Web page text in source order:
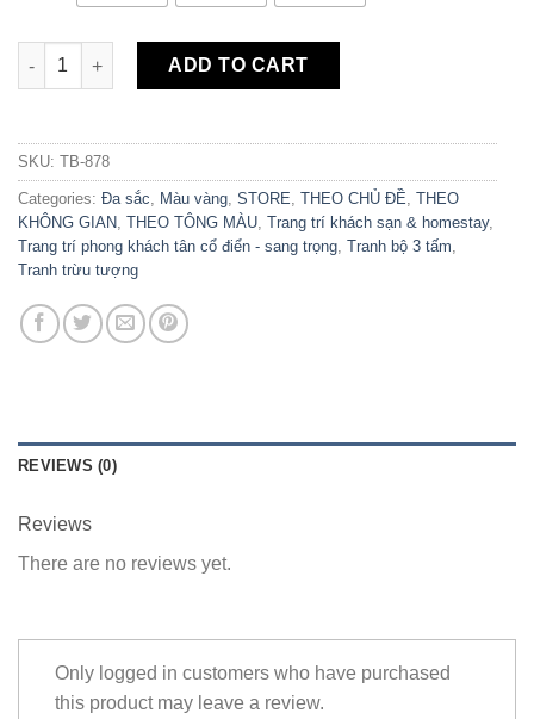
Bộ 3 Tranh Canvas Trừu Tượng Vàng Kim TB-878 quantity
ADD TO CART
SKU: TB-878
Categories: Đa sắc, Màu vàng, STORE, THEO CHỦ ĐỀ, THEO
KHÔNG GIAN, THEO TÔNG MÀU, Trang trí khách sạn & homestay,
Trang trí phong khách tân cổ điển - sang trọng, Tranh bộ 3 tấm,
Tranh trừu tượng
REVIEWS (0)
Reviews
There are no reviews yet.
Only logged in customers who have purchased
this product may leave a review.